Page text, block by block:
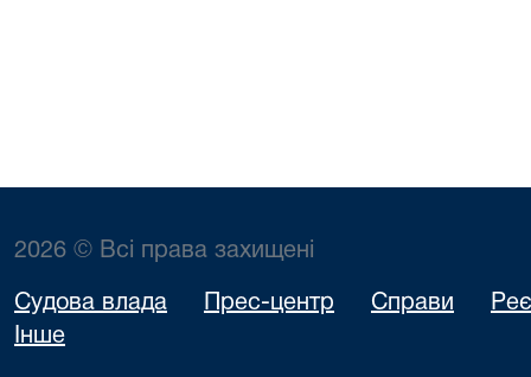
2026 © Всі права захищені
Судова влада Прес-центр Справи
Інше